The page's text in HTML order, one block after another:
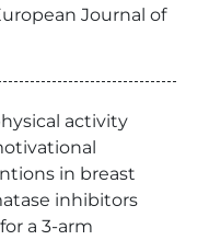
Journal of
activity
in breast
inhibitors
a 3-arm